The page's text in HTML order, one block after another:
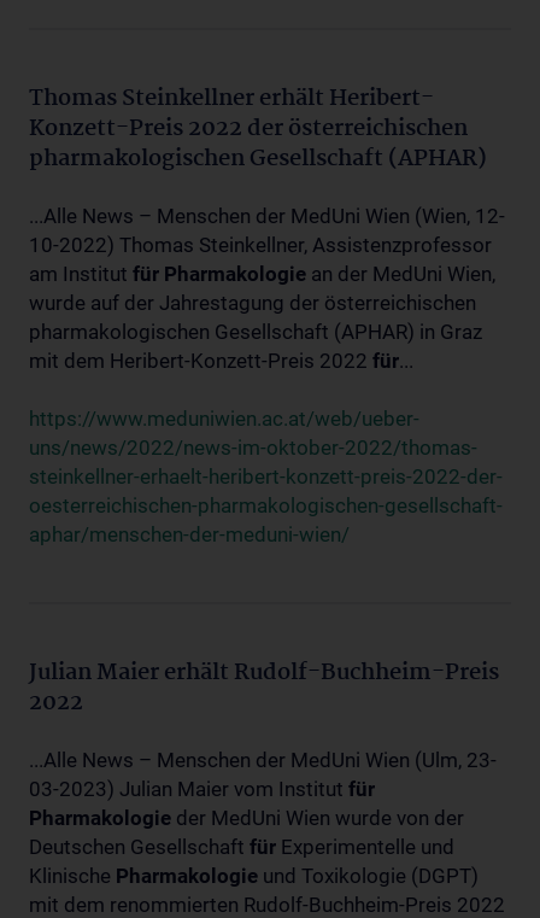
Thomas Steinkellner erhält Heribert-
Konzett-Preis 2022 der österreichischen
pharmakologischen Gesellschaft (APHAR)
...Alle News – Menschen der MedUni Wien (Wien, 12-
10-2022) Thomas Steinkellner, Assistenzprofessor
am Institut für Pharmakologie an der MedUni Wien,
wurde auf der Jahrestagung der österreichischen
pharmakologischen Gesellschaft (APHAR) in Graz
mit dem Heribert-Konzett-Preis 2022 für...
https://www.meduniwien.ac.at/web/ueber-
uns/news/2022/news-im-oktober-2022/thomas-
steinkellner-erhaelt-heribert-konzett-preis-2022-der-
oesterreichischen-pharmakologischen-gesellschaft-
aphar/menschen-der-meduni-wien/
Julian Maier erhält Rudolf-Buchheim-Preis
2022
...Alle News – Menschen der MedUni Wien (Ulm, 23-
03-2023) Julian Maier vom Institut für
Pharmakologie der MedUni Wien wurde von der
Deutschen Gesellschaft für Experimentelle und
Klinische Pharmakologie und Toxikologie (DGPT)
mit dem renommierten Rudolf-Buchheim-Preis 2022